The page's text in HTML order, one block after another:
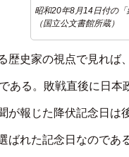
昭和20年8月14日付の
（国立公文書館所蔵）
歴史家の視点で見れ
ある。敗戦直後に日
が報じた降伏記念日
ばれた記念日なので